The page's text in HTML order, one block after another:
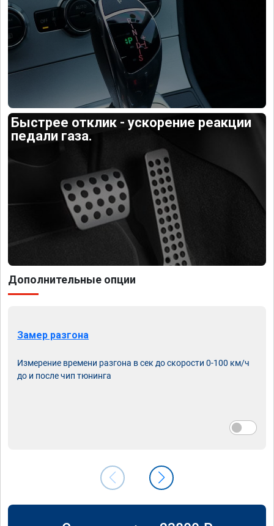
Быстрее отклик - ускорение реакции
педали газа.
Дополнительные опции
Замер разгона
Измерение времени разгона в сек до скорости 0-100 км/ч
до и после чип тюнинга